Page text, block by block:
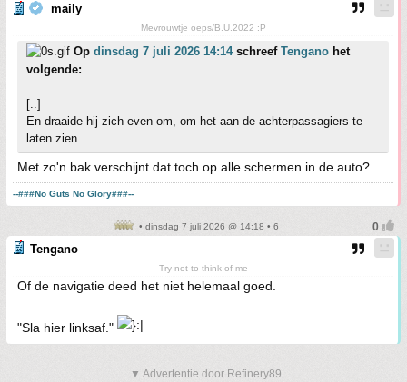
maily
Mevrouwtje oeps/B.U.2022 :P
Op dinsdag 7 juli 2026 14:14schreef Tengano het
volgende:
[..]
En draaide hij zich even om, om het aan de achterpassagiers te
laten zien.
Met zo'n bak verschijnt dat toch op alle schermen in de auto?
--###No Guts No Glory###--
• dinsdag 7 juli 2026 @ 14:18 • 6
Tengano
Try not to think of me
Of de navigatie deed het niet helemaal goed.
"Sla hier linksaf."
▼ Advertentie door Refinery89